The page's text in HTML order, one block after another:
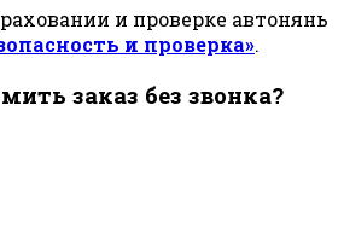
и проверке автонянь
и проверка».
заказ без звонка?